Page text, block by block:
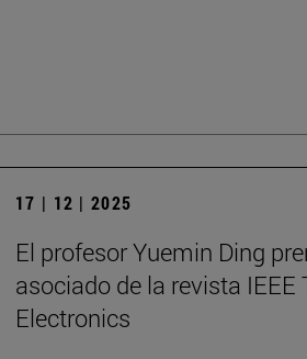
17 | 12 | 2025
El profesor Yuemin Ding
asociado de la revista
Electronics